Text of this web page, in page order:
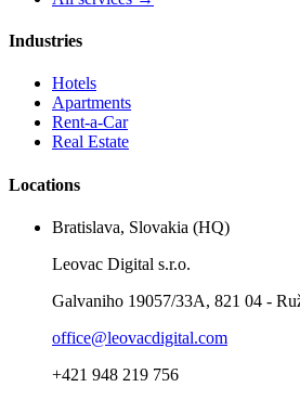
Industries
Hotels
Apartments
Rent-a-Car
Real Estate
Locations
Bratislava, Slovakia (HQ)
Leovac Digital s.r.o.
Galvaniho 19057/33A, 821 04 -
office@leovacdigital.com
+421 948 219 756